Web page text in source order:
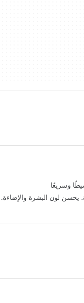
وسريعًا
يحسن لون البشرة